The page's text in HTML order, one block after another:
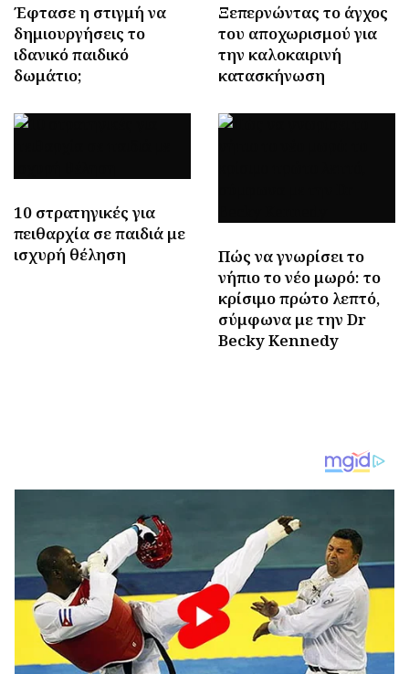
Έφτασε η στιγμή να
δημιουργήσεις το
ιδανικό παιδικό
δωμάτιο;
Ξεπερνώντας το άγχος
του αποχωρισμού για
την καλοκαιρινή
κατασκήνωση
10 στρατηγικές για
πειθαρχία σε παιδιά με
ισχυρή θέληση
Πώς να γνωρίσει το
νήπιο το νέο μωρό: το
κρίσιμο πρώτο λεπτό,
σύμφωνα με την Dr
Becky Kennedy